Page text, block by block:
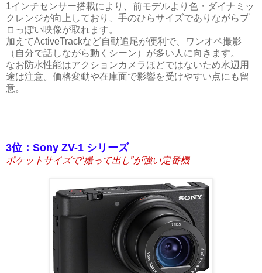
1インチセンサー搭載により、前モデルより色・ダイナミッ
クレンジが向上しており、手のひらサイズでありながらプ
ロっぽい映像が取れます。
加えてActiveTrackなど自動追尾が便利で、ワンオペ撮影
（自分で話しながら動くシーン）が多い人に向きます。
なお防水性能はアクションカメラほどではないため水辺用
途は注意。価格変動や在庫面で影響を受けやすい点にも留
意。
3位：Sony ZV-1 シリーズ
ポケットサイズで“撮って出し”が強い定番機